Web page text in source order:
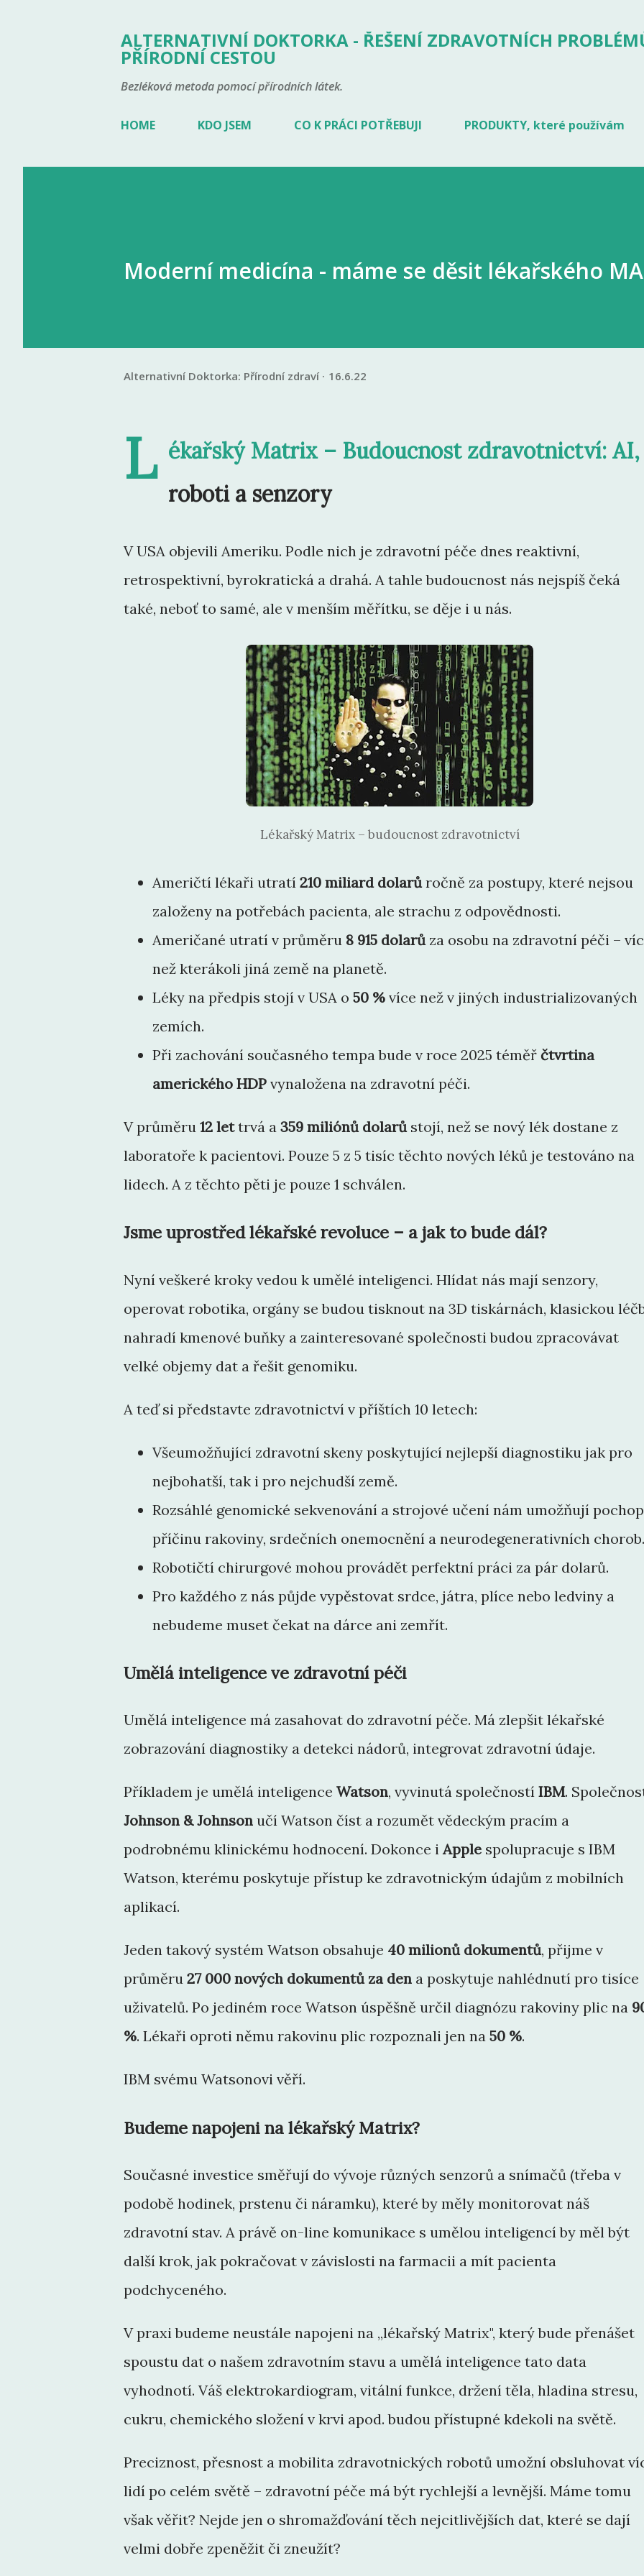
ALTERNATIVNÍ DOKTORKA - ŘEŠENÍ ZDRAVOTNÍCH
PŘÍRODNÍ CESTOU
Bezléková metoda pomocí přírodních látek.
HOME KDO JSEM CO K PRÁCI POTŘEBUJI PRODUKTY, které používám
Moderní medicína - máme se děsit lékařského
Alternativní Doktorka: Přírodní zdraví 16.6.22
L ékařský Matrix – Budoucnost zdravotnictví: AI,
roboti a senzory
V USA objevili Ameriku. Podle nich je zdravotní péče dnes reaktivní,
retrospektivní, byrokratická a drahá. A tahle budoucnost nás nejspíš čeká
také, neboť to samé, ale v menším měřítku, se děje i u nás.
Lékařský Matrix – budoucnost zdravotnictví
Američtí lékaři utratí 210 miliard dolarůročně za postupy, které nejsou
založeny na potřebách pacienta, ale strachu z odpovědnosti.
Američané utratí v průměru 8 915 dolarůza osobu na zdravotní péči –
než kterákoli jiná země na planetě.
Léky na předpis stojí v USA o 50 % více než v jiných industrializovaných
zemích.
Při zachování současného tempa bude v roce 2025 téměř čtvrtina
amerického HDP vynaložena na zdravotní péči.
V průměru 12 lettrvá a 359 miliónů dolarůstojí, než se nový lék dostane z
laboratoře k pacientovi. Pouze 5 z 5 tisíc těchto nových léků je testováno na
lidech. A z těchto pěti je pouze 1 schválen.
Jsme uprostřed lékařské revoluce – a jak to bude dál?
Nyní veškeré kroky vedou k umělé inteligenci. Hlídat nás mají senzory,
operovat robotika, orgány se budou tisknout na 3D tiskárnách, klasickou
nahradí kmenové buňky a zainteresované společnosti budou zpracovávat
velké objemy dat a řešit genomiku.
A teď si představte zdravotnictví v příštích 10 letech:
Všeumožňující zdravotní skeny poskytující nejlepší diagnostiku jak pro
nejbohatší, tak i pro nejchudší země.
Rozsáhlé genomické sekvenování a strojové učení nám umožňují
příčinu rakoviny, srdečních onemocnění a neurodegenerativních chorob.
Robotičtí chirurgové mohou provádět perfektní práci za pár dolarů.
Pro každého z nás půjde vypěstovat srdce, játra, plíce nebo ledviny a
nebudeme muset čekat na dárce ani zemřít.
Umělá inteligence ve zdravotní péči
Umělá inteligence má zasahovat do zdravotní péče. Má zlepšit lékařské
zobrazování diagnostiky a detekci nádorů, integrovat zdravotní údaje.
Příkladem je umělá inteligence Watson, vyvinutá společností IBM.
Johnson & Johnson učí Watson číst a rozumět vědeckým pracím a
podrobnému klinickému hodnocení. Dokonce iApple spolupracuje s IBM
Watson, kterému poskytuje přístup ke zdravotnickým údajům z mobilních
aplikací.
Jeden takový systém Watson obsahuje 40 milionů dokumentů, přijme v
průměru 27 000 nových dokumentů za den a poskytuje nahlédnutí pro tisíce
uživatelů. Po jediném roce Watson úspěšně určil diagnózu rakoviny plic na
%. Lékaři oproti němu rakovinu plic rozpoznali jen na 50 %.
IBM svému Watsonovi věří.
Budeme napojeni na lékařský Matrix?
Současné investice směřují do vývoje různých senzorů a snímačů (třeba v
podobě hodinek, prstenu či náramku), které by měly monitorovat náš
zdravotní stav. A právě on-line komunikace s umělou inteligencí by měl být
další krok, jak pokračovat v závislosti na farmacii a mít pacienta
podchyceného.
V praxi budeme neustále napojeni na „lékařský Matrix", který bude přenášet
spoustu dat o našem zdravotním stavu a umělá inteligence tato data
vyhodnotí. Váš elektrokardiogram, vitální funkce, držení těla, hladina stresu,
cukru, chemického složení v krvi apod. budou přístupné kdekoli na světě.
Preciznost, přesnost a mobilita zdravotnických robotů umožní obsluhovat
lidí po celém světě – zdravotní péče má být rychlejší a levnější. Máme tomu
však věřit? Nejde jen o shromažďování těch nejcitlivějších dat, které se dají
velmi dobře zpeněžit či zneužít?